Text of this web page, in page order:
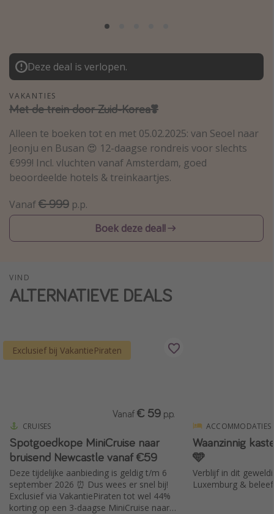
Malta
Madeira
Egypte
Bali
Type vakantie
Overzicht
Autoverhuur
Single reizen
25 beste pretparken
Beste keukens ter wereld
Center Parcs
Disneyland Parijs
Strandvakantie in Italië
Deze deal is verlopen.
VAKANTIES
Met de trein door Zuid-Korea❣️
Alleen te boeken tot en met 05.02.2025: van Seoel naar
Jeonju en Busan 😍 12-daagse rondreis voor slechts
€999! Incl. vluchten vanaf Amsterdam, goed
beoordeelde hotels & treinkaartjes.
Vanaf€ 999 p.p.
Boek deze deal!
VIND
ALTERNATIEVE DEALS
Exclusief bij VakantiePiraten
CRUISES
Spotgoedkope MiniCruise naar
bruisend Newcastle vanaf €59
Deze tijdelijke aanbieding is geldig t/m 6
september 2026 ⏰ Dus wees er snel bij!
Exclusief via VakantiePiraten tot wel 44%
korting op een 3-daagse MiniCruise naar
Vanaf € 59 p.p.
ACCOMMODATIES
Waanzinnig
🩵
Verblijf in dit
Luxemburg &